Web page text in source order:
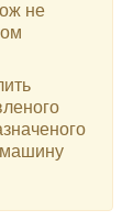
не
машину